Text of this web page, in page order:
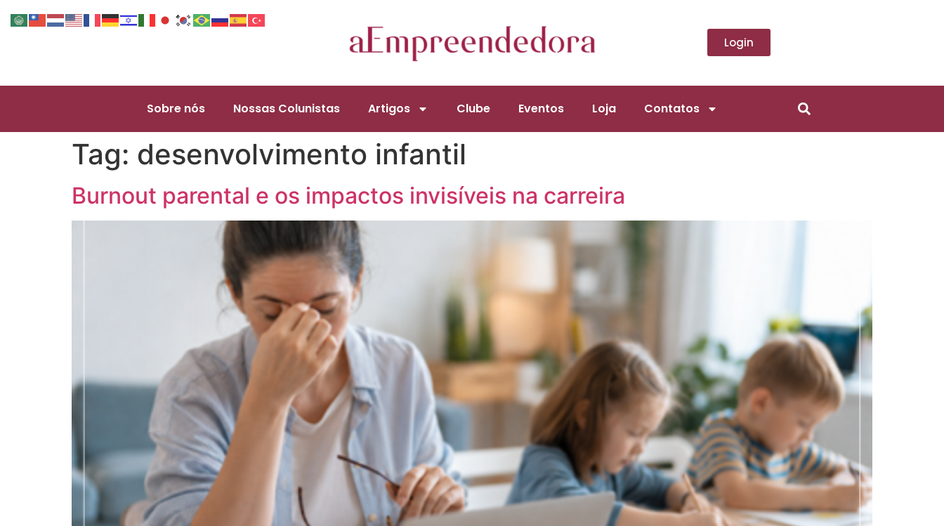
Login
Sobre nós Nossas Colunistas Artigos Clube Eventos Loja Contatos
Tag: desenvolvimento infantil
Burnout parental e os impactos invisíveis na carreira